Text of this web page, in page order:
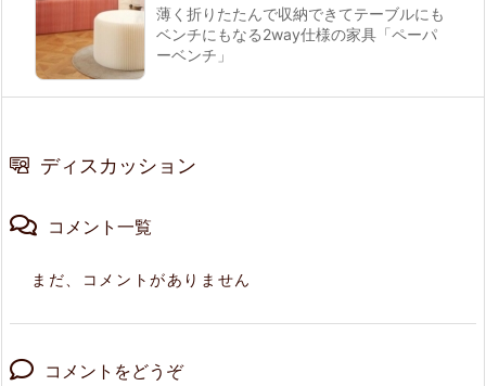
薄く折りたたんで収納できてテーブルにも
ベンチにもなる2way仕様の家具「ペーパ
ーベンチ」
ディスカッション
コメント一覧
まだ、コメントがありません
コメントをどうぞ